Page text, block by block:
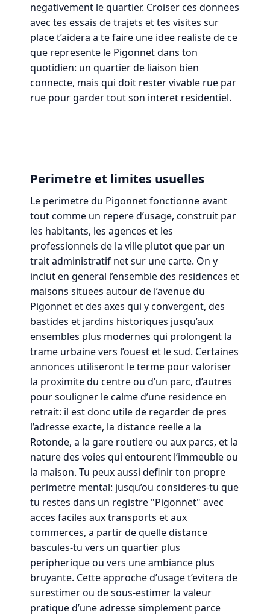
negativement le quartier. Croiser ces donnees
avec tes essais de trajets et tes visites sur
place t’aidera a te faire une idee realiste de ce
que represente le Pigonnet dans ton
quotidien: un quartier de liaison bien
connecte, mais qui doit rester vivable rue par
rue pour garder tout son interet residentiel.
Perimetre et limites usuelles
Le perimetre du Pigonnet fonctionne avant
tout comme un repere d’usage, construit par
les habitants, les agences et les
professionnels de la ville plutot que par un
trait administratif net sur une carte. On y
inclut en general l’ensemble des residences et
maisons situees autour de l’avenue du
Pigonnet et des axes qui y convergent, des
bastides et jardins historiques jusqu’aux
ensembles plus modernes qui prolongent la
trame urbaine vers l’ouest et le sud. Certaines
annonces utiliseront le terme pour valoriser
la proximite du centre ou d’un parc, d’autres
pour souligner le calme d’une residence en
retrait: il est donc utile de regarder de pres
l’adresse exacte, la distance reelle a la
Rotonde, a la gare routiere ou aux parcs, et la
nature des voies qui entourent l’immeuble ou
la maison. Tu peux aussi definir ton propre
perimetre mental: jusqu’ou consideres-tu que
tu restes dans un registre "Pigonnet" avec
acces faciles aux transports et aux
commerces, a partir de quelle distance
bascules-tu vers un quartier plus
peripherique ou vers une ambiance plus
bruyante. Cette approche d’usage t’evitera de
surestimer ou de sous-estimer la valeur
pratique d’une adresse simplement parce